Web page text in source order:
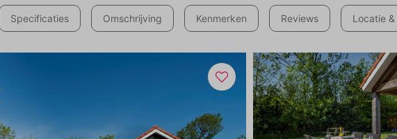
Specificaties Omschrijving Kenmerken Reviews Locatie